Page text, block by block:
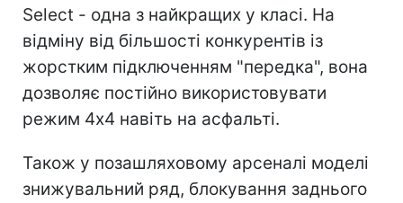
Select - одна з найкращих у класі. На
відміну від більшості конкурентів із
жорстким підключенням "передка", вона
дозволяє постійно використовувати
режим 4х4 навіть на асфальті.
Також у позашляховому арсеналі моделі
знижувальний ряд, блокування заднього